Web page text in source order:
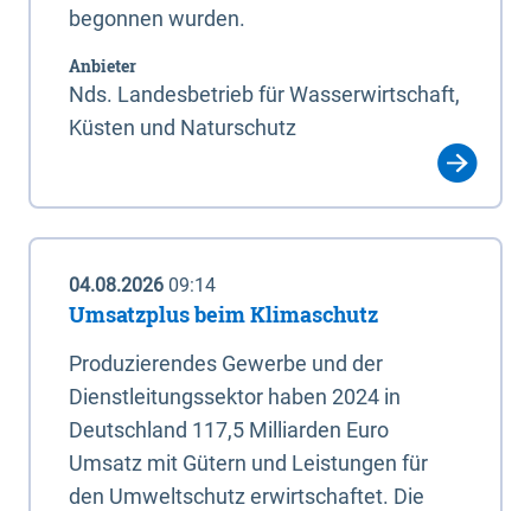
begonnen wurden.
Anbieter
Nds. Landesbetrieb für Wasserwirtschaft,
Küsten und Naturschutz
04.08.2026 09:14
Umsatzplus beim Klimaschutz
Produzierendes Gewerbe und der
Dienstleitungssektor haben 2024 in
Deutschland 117,5 Milliarden Euro
Umsatz mit Gütern und Leistungen für
den Umweltschutz erwirtschaftet. Die